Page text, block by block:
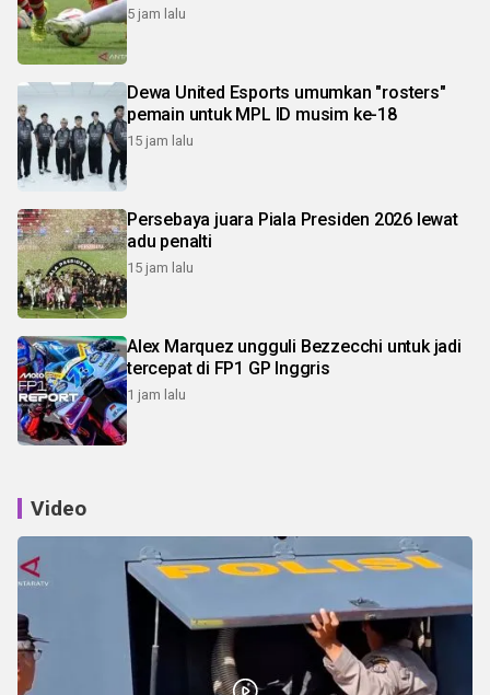
5 jam lalu
Dewa United Esports umumkan "rosters"
pemain untuk MPL ID musim ke-18
15 jam lalu
Persebaya juara Piala Presiden 2026 lewat
adu penalti
15 jam lalu
Alex Marquez ungguli Bezzecchi untuk jadi
tercepat di FP1 GP Inggris
1 jam lalu
Video